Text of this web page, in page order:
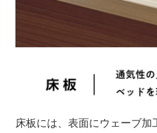
床板には、表面にウェーブ